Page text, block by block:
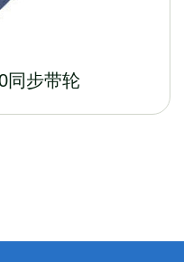
同步带轮